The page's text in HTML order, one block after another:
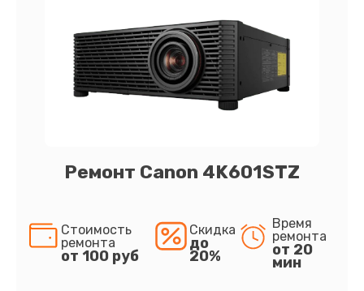
Ремонт Canon 4K601STZ
Стоимость
ремонта
от 100 руб
Скидка
до
20%
Время
ремонта
от 20
мин